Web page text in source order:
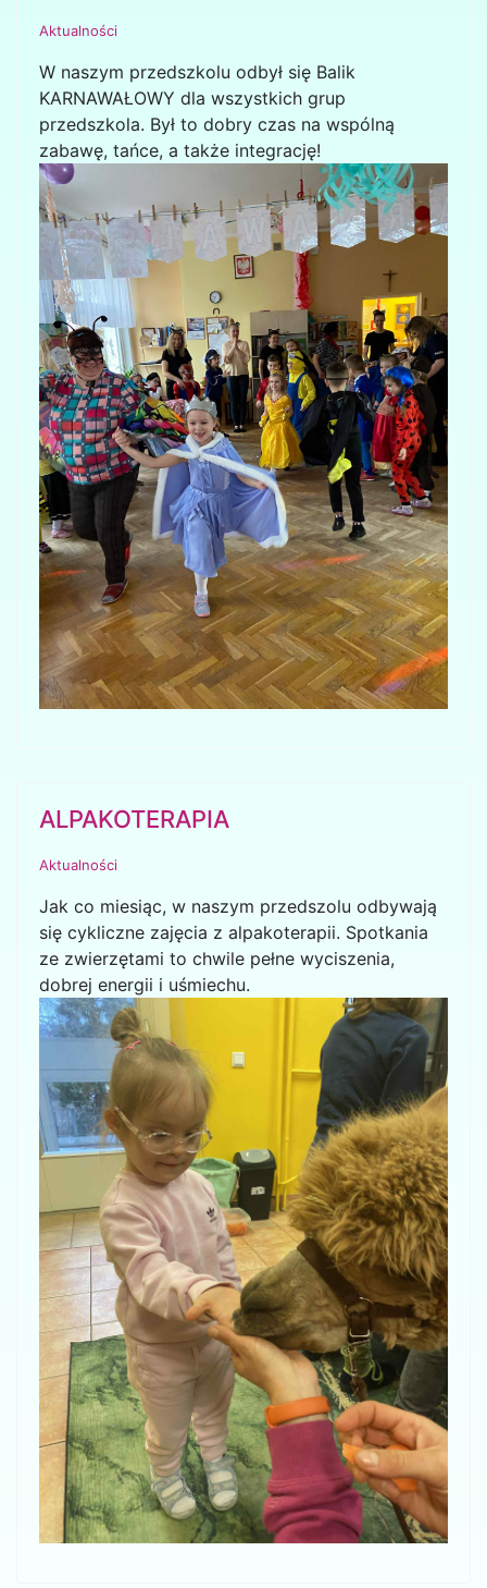
Aktualności
W naszym przedszkolu odbył się Balik
KARNAWAŁOWY dla wszystkich grup
przedszkola. Był to dobry czas na wspólną
zabawę, tańce, a także integrację!
ALPAKOTERAPIA
Aktualności
Jak co miesiąc, w naszym przedszolu odbywają
się cykliczne zajęcia z alpakoterapii. Spotkania
ze zwierzętami to chwile pełne wyciszenia,
dobrej energii i uśmiechu.